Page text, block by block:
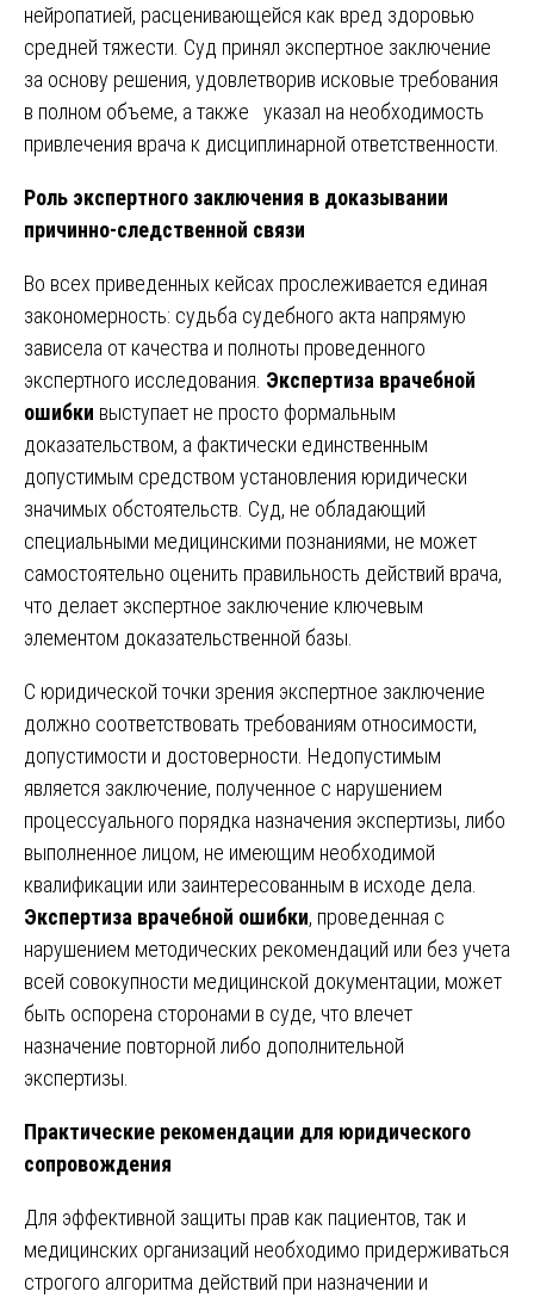
нейропатией, расценивающейся как вред здоровью
средней тяжести. Суд принял экспертное заключение
за основу решения, удовлетворив исковые требования
в полном объеме, а также указал на необходимость
привлечения врача к дисциплинарной ответственности.
Роль экспертного заключения в доказывании
причинно-следственной связи
Во всех приведенных кейсах прослеживается единая
закономерность: судьба судебного акта напрямую
зависела от качества и полноты проведенного
экспертного исследования. Экспертиза врачебной
ошибки выступает не просто формальным
доказательством, а фактически единственным
допустимым средством установления юридически
значимых обстоятельств. Суд, не обладающий
специальными медицинскими познаниями, не может
самостоятельно оценить правильность действий врача,
что делает экспертное заключение ключевым
элементом доказательственной базы.
С юридической точки зрения экспертное заключение
должно соответствовать требованиям относимости,
допустимости и достоверности. Недопустимым
является заключение, полученное с нарушением
процессуального порядка назначения экспертизы, либо
выполненное лицом, не имеющим необходимой
квалификации или заинтересованным в исходе дела.
Экспертиза врачебной ошибки, проведенная с
нарушением методических рекомендаций или без учета
всей совокупности медицинской документации, может
быть оспорена сторонами в суде, что влечет
назначение повторной либо дополнительной
экспертизы.
Практические рекомендации для юридического
сопровождения
Для эффективной защиты прав как пациентов, так и
медицинских организаций необходимо придерживаться
строгого алгоритма действий при назначении и